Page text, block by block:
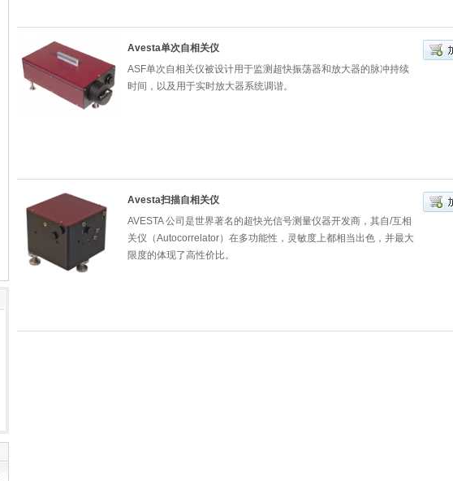
Avesta单次自相关仪
ASF单次自相关仪被设计用于监测超快振荡器和放大器的脉冲持续
时间，以及用于实时放大器系统调谐。
Avesta扫描自相关仪
AVESTA 公司是世界著名的超快光信号测量仪器开发商，其自/互相
关仪（Autocorrelator）在多功能性，灵敏度上都相当出色，并最大
限度的体现了高性价比。